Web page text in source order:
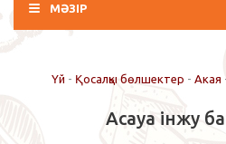
МӘЗІР
Үй - Қосалқы бөлшектер - Акая
Acaya інжу